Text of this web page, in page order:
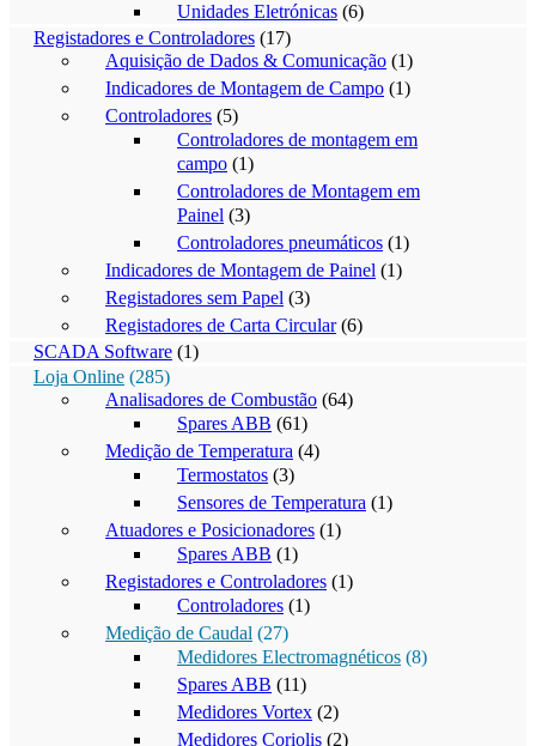
Unidades Eletrónicas (6)
Registadores e Controladores (17)
Aquisição de Dados & Comunicação (1)
Indicadores de Montagem de Campo (1)
Controladores (5)
Controladores de montagem em
campo (1)
Controladores de Montagem em
Painel (3)
Controladores pneumáticos (1)
Indicadores de Montagem de Painel (1)
Registadores sem Papel (3)
Registadores de Carta Circular (6)
SCADA Software (1)
Loja Online (285)
Analisadores de Combustão (64)
Spares ABB (61)
Medição de Temperatura (4)
Termostatos (3)
Sensores de Temperatura (1)
Atuadores e Posicionadores (1)
Spares ABB (1)
Registadores e Controladores (1)
Controladores (1)
Medição de Caudal (27)
Medidores Electromagnéticos (8)
Spares ABB (11)
Medidores Vortex (2)
Medidores Coriolis (2)